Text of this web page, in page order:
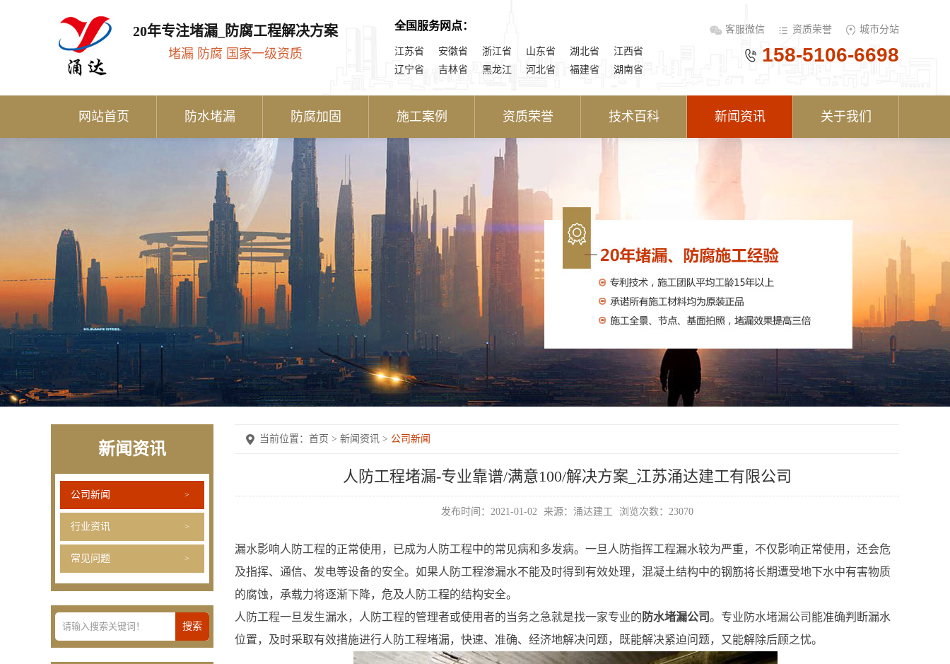
20年专注堵漏_防腐工程解决方案
堵漏 防腐 国家一级资质
全国服务网点：
江苏省 安徽省 浙江省 山东省 湖北省
江西省
辽宁省
吉林省 黑龙江 河北省 福建省 湖南省
客服微信 资质荣誉 城市分站
158-5106-6698
网站首页 防水堵漏 防腐加固 施工案例 资质荣誉 技术百科 新闻资讯 关于我们
新闻资讯
公司新闻
行业资讯
常见问题
当前位置： 首页 > 新闻资讯 > 公司新闻
人防工程堵漏-专业靠谱/满意100/解决方案_江苏涌达建工有限公司
发布时间：2021-01-02 来源：涌达建工 浏览次数：23070
漏水影响人防工程的正常使用，已成为人防工程中的常见病和多发病。一旦人防指挥工程漏水较为严重，不仅影响正常使用，还会危
及指挥、通信、发电等设备的安全。如果人防工程渗漏水不能及时得到有效处理，混凝土结构中的钢筋将长期遭受地下水中有害物质
的腐蚀，承载力将逐渐下降，危及人防工程的结构安全。
人防工程一旦发生漏水，人防工程的管理者或使用者的当务之急就是找一家专业的 防水堵漏公司。专业防水堵漏公司 能准确判断漏水
位置，及时采取有效措施进行人防工程堵漏，快速、准确、经济地解决问题，既能解决紧迫问题，又能解除后顾之忧。